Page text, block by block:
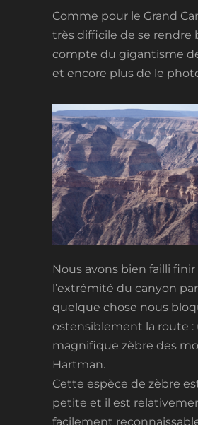
Comme pour le Grand
très difficile de se rendre
compte du gigantisme
et encore plus de le
Nous avons bien failli
l’extrémité du canyon
quelque chose nous
ostensiblement la route :
magnifique zèbre des
Hartman.
Cette espèce de zèbre
petite et il est
facilement